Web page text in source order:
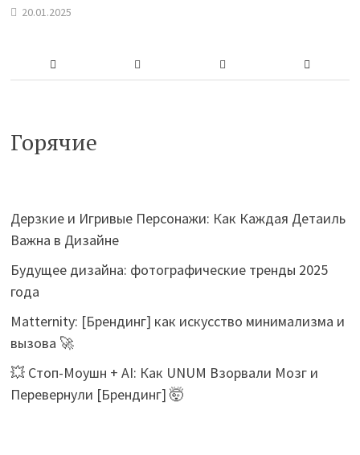
20.01.2025
Горячие
Дерзкие и Игривые Персонажи: Как Каждая Детаиль
Важна в Дизайне
Будущее дизайна: фотографические тренды 2025
года
Matternity: [Брендинг] как искусство минимализма и
вызова 🚀
💥 Стоп-Моушн + AI: Как UNUM Взорвали Мозг и
Перевернули [Брендинг] 🤯